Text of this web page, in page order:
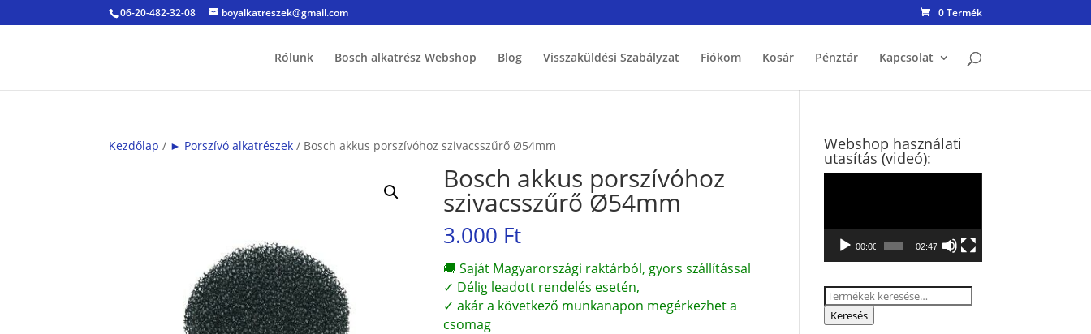
06-20-482-32-08 boyalkatreszek@gmail.com 0 Termék
Rólunk Bosch alkatrész Webshop Blog Visszaküldési Szabályzat Fiókom Kosár Pénztár Kapcsolat
Kezdőlap / ► Porszívó alkatrészek / Bosch akkus porszívóhoz szivacsszűrő Ø54mm
Bosch akkus porszívóhoz
szivacsszűrő Ø54mm
3.000 Ft
🚚 Saját Magyarországi raktárból, gyors szállítással
✓ Délig leadott rendelés esetén,
✓ akár a következő munkanapon megérkezhet a
csomag
Webshop használati
utasítás (videó):
00:00 02:47
Keresés
Keresés